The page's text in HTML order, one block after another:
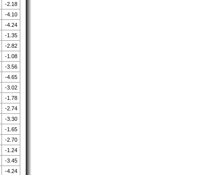
-2.18
-4.10
-4.24
-1.35
-2.82
-1.08
-3.56
-4.65
-3.02
-1.78
-2.74
-3.30
-1.65
-2.70
-1.24
-3.45
-4.24